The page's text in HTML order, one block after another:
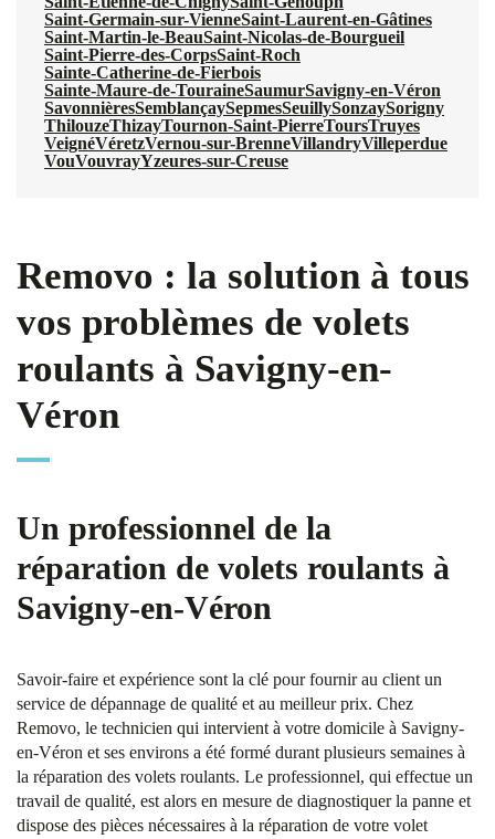
Saint-Germain-sur-VienneSaint-Laurent-en-Gâtines
Saint-Martin-le-BeauSaint-Nicolas-de-Bourgueil
Saint-Pierre-des-CorpsSaint-Roch
Sainte-Catherine-de-Fierbois
Sainte-Maure-de-TouraineSaumurSavigny-en-Véron
SavonnièresSemblançaySepmesSeuillySonzaySorigny
ThilouzeThizayTournon-Saint-PierreToursTruyes
VeignéVéretzVernou-sur-BrenneVillandryVilleperdue
VouVouvrayYzeures-sur-Creuse
Removo : la solution à tous
vos problèmes de volets
roulants à Savigny-en-
Véron
Un professionnel de la
réparation de volets roulants à
Savigny-en-Véron
Savoir-faire et expérience sont la clé pour fournir au client un
service de dépannage de qualité et au meilleur prix. Chez
Removo, le technicien qui intervient à votre domicile à Savigny-
en-Véron et ses environs a été formé durant plusieurs semaines à
la réparation des volets roulants. Le professionnel, qui effectue un
travail de qualité, est alors en mesure de diagnostiquer la panne et
dispose des pièces nécessaires à la réparation de votre volet